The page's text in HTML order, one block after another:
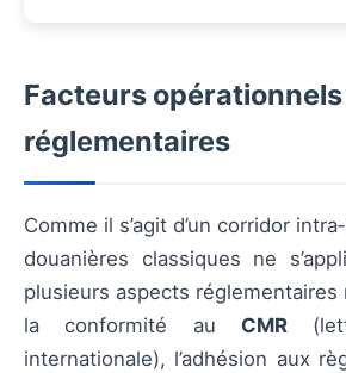
Facteurs
réglementaires
Comme il s’agit d’un corridor
douanières classiques ne
plusieurs aspects
la conformité au CMR
internationale), l’adhésion aux